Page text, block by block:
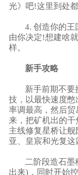
光》吧!这里到处
4. 创造你的
由你决定!想建啥
样。
新手攻略
新手前期不
技，以最快速度
率调最高，然后
来，把矿机出的
主线修复星桥让
亚、皇宸和光复
二阶段造石墨
出来)，同时开始